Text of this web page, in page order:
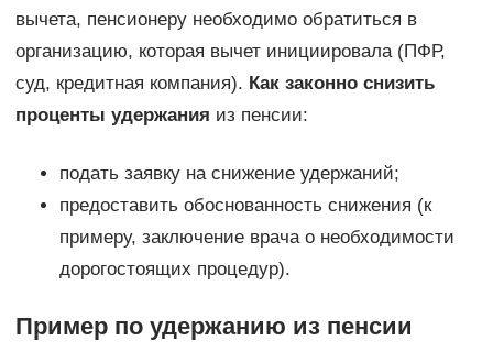
вычета, пенсионеру необходимо обратиться в
организацию, которая вычет инициировала (ПФР,
суд, кредитная компания). Как законно снизить
проценты удержания из пенсии:
подать заявку на снижение удержаний;
предоставить обоснованность снижения (к
примеру, заключение врача о необходимости
дорогостоящих процедур).
Пример по удержанию из пенсии